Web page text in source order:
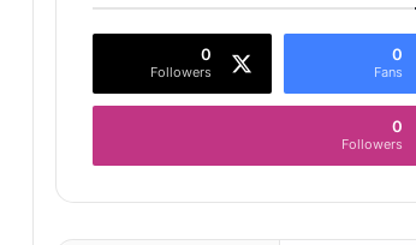
0
Fans
0
Followers
0
Followers